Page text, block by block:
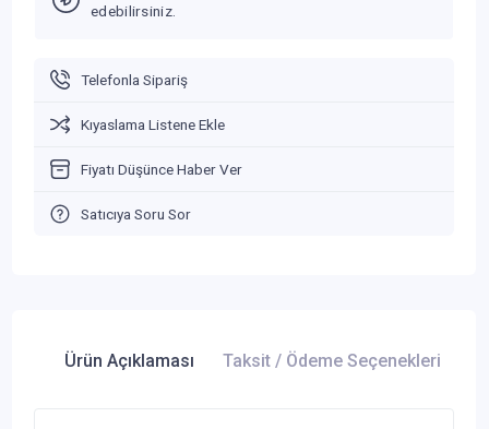
edebilirsiniz.
Telefonla Sipariş
Kıyaslama Listene Ekle
Fiyatı Düşünce Haber Ver
Satıcıya Soru Sor
Ürün Açıklaması Taksit / Ödeme Seçenekleri